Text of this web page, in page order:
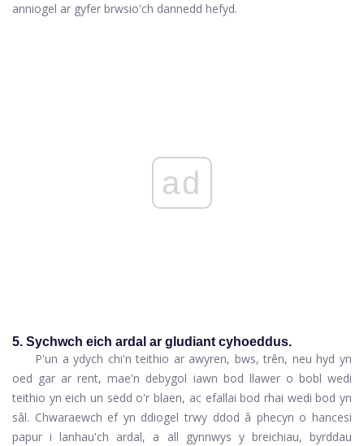
anniogel ar gyfer brwsio'ch dannedd hefyd.
ad
5. Sychwch eich ardal ar gludiant cyhoeddus.
P'un a ydych chi'n teithio ar awyren, bws, trên, neu hyd yn
oed gar ar rent, mae'n debygol iawn bod llawer o bobl wedi
teithio yn eich un sedd o'r blaen, ac efallai bod rhai wedi bod yn
sâl. Chwaraewch ef yn ddiogel trwy ddod â phecyn o hancesi
papur i lanhau'ch ardal, a all gynnwys y breichiau, byrddau